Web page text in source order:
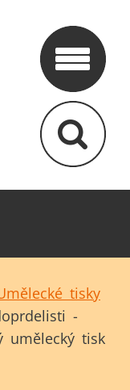
tisky
-
umělecký tisk